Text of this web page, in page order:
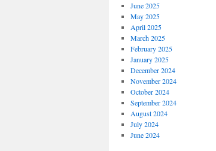
June 2025
May 2025
April 2025
March 2025
February 2025
January 2025
December 2024
November 2024
October 2024
September 2024
August 2024
July 2024
June 2024